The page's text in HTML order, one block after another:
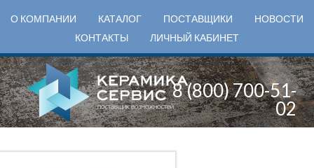
О КОМПАНИИ КАТАЛОГ ПОСТАВЩИКИ
НОВОСТИ
КОНТАКТЫ
ЛИЧНЫЙ КАБИНЕТ
8 (800) 700-51-
02